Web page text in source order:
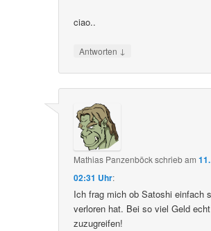
ciao..
Antworten ↓
Mathias Panzenböckschriebam
02:31 Uhr:
Ich frag mich ob Satoshi einfach
verloren hat. Bei so viel Geld
zuzugreifen!